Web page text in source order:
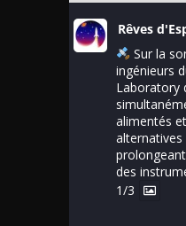
Rêves
Sur la
ingénieurs
Laboratory
alimentés
des
1/3